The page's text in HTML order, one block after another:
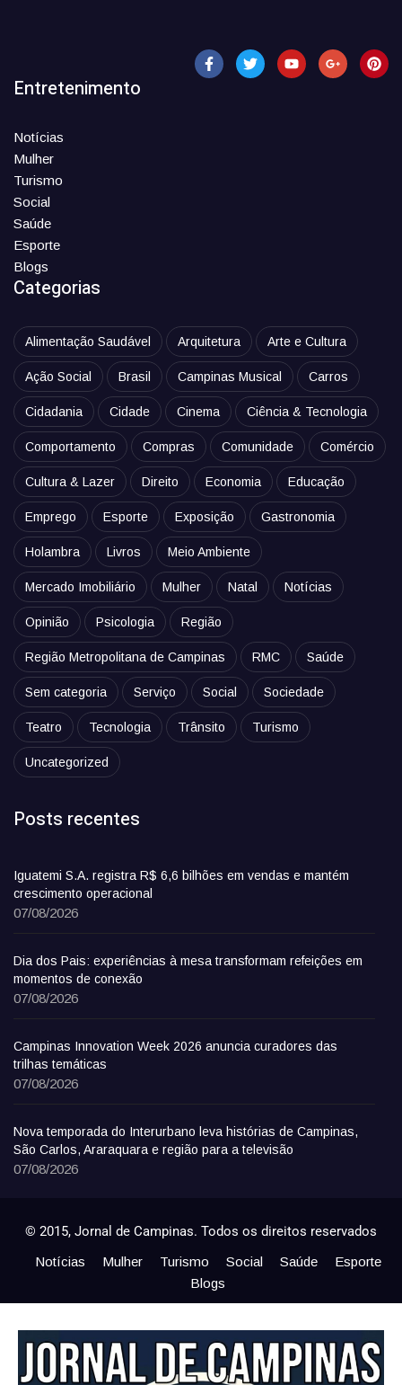
Entretenimento
Notícias
Mulher
Turismo
Social
Saúde
Esporte
Blogs
Categorias
Alimentação Saudável Arquitetura Arte e Cultura
Ação Social Brasil Campinas Musical Carros
Cidadania Cidade Cinema Ciência & Tecnologia
Comportamento Compras Comunidade Comércio
Cultura & Lazer Direito Economia Educação
Emprego Esporte Exposição Gastronomia
Holambra Livros Meio Ambiente
Mercado Imobiliário Mulher Natal Notícias
Opinião Psicologia Região
Região Metropolitana de Campinas RMC Saúde
Sem categoria Serviço Social Sociedade
Teatro Tecnologia Trânsito Turismo
Uncategorized
Posts recentes
Iguatemi S.A. registra R$ 6,6 bilhões em vendas e mantém
crescimento operacional
07/08/2026
Dia dos Pais: experiências à mesa transformam refeições em
momentos de conexão
07/08/2026
Campinas Innovation Week 2026 anuncia curadores das
trilhas temáticas
07/08/2026
Nova temporada do Interurbano leva histórias de Campinas,
São Carlos, Araraquara e região para a televisão
07/08/2026
© 2015, Jornal de Campinas. Todos os direitos reservados
Notícias Mulher Turismo Social Saúde
Esporte
Blogs